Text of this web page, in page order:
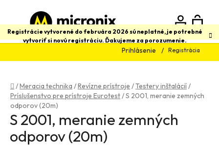
obsah
Registrácie vytvorené do februára 2026 sú neplatné, je potrebné
vytvoriť si novú registráciu. Ďakujeme za porozumenie.
Prihlásenie Registrácia
Hľadať
Domov
/Meracia technika /Revízne prístroje /Testery inštalácií/
Príslušenstvo pre prístroje Eurotest/S 2001, meranie zemných
odporov (20m)
S 2001, meranie zemných
odporov (20m)